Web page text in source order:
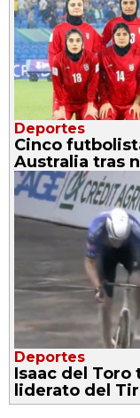
Deportes
Cinco
Australia tras
Deportes
Isaac del
liderato del